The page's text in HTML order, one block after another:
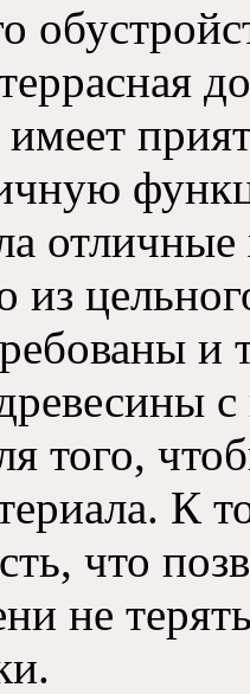
отличные
из
и
того,
К
что
не